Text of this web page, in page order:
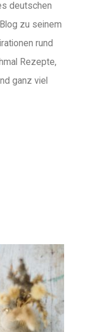
deutschen
zu seinem
rund
Rezepte,
ganz viel